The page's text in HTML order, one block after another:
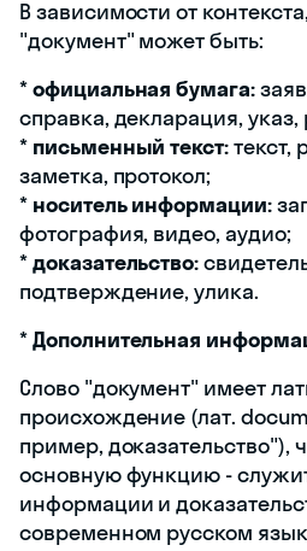
В зависимости от
"документ" может быть:
*официальная бумага:
справка, декларация,
* письменный текст:текст,
заметка, протокол;
* носитель информации:
фотография, видео, аудио;
*доказательство:
подтверждение, улика.
*Дополнительная
Слово "документ" имеет
происхождение (лат.
пример, доказательство"),
основную функцию -
информации и
современном русском